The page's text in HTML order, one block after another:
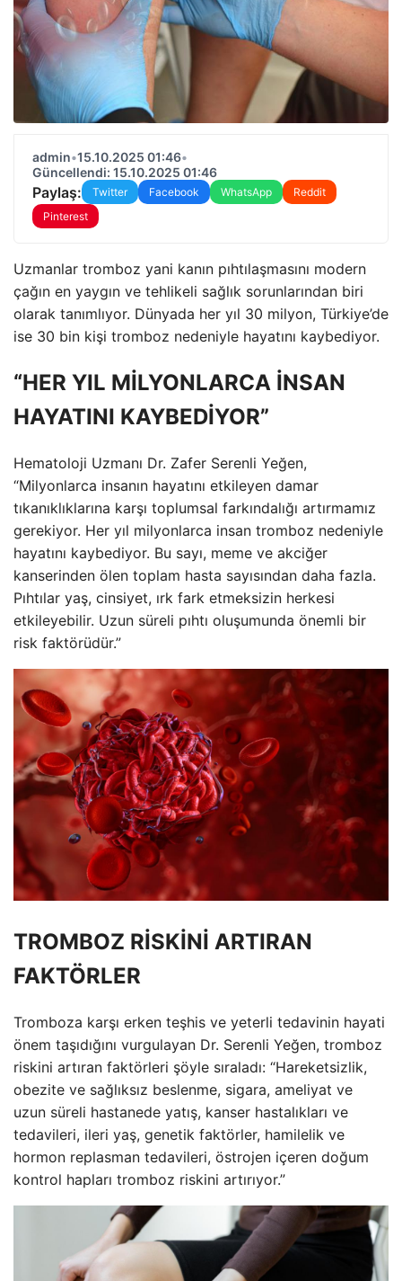
admin•15.10.2025 01:46•
Güncellendi: 15.10.2025 01:46
Paylaş: Twitter Facebook WhatsApp
Reddit
Pinterest
Uzmanlar tromboz yani kanın pıhtılaşmasını modern
çağın en yaygın ve tehlikeli sağlık sorunlarından biri
olarak tanımlıyor. Dünyada her yıl 30 milyon, Türkiye’de
ise 30 bin kişi tromboz nedeniyle hayatını kaybediyor.
“HER YIL MİLYONLARCA İNSAN
HAYATINI KAYBEDİYOR”
Hematoloji Uzmanı Dr. Zafer Serenli Yeğen,
“Milyonlarca insanın hayatını etkileyen damar
tıkanıklıklarına karşı toplumsal farkındalığı artırmamız
gerekiyor. Her yıl milyonlarca insan tromboz nedeniyle
hayatını kaybediyor. Bu sayı, meme ve akciğer
kanserinden ölen toplam hasta sayısından daha fazla.
Pıhtılar yaş, cinsiyet, ırk fark etmeksizin herkesi
etkileyebilir. Uzun süreli pıhtı oluşumunda önemli bir
risk faktörüdür.”
TROMBOZ RİSKİNİ ARTIRAN
FAKTÖRLER
Tromboza karşı erken teşhis ve yeterli tedavinin hayati
önem taşıdığını vurgulayan Dr. Serenli Yeğen, tromboz
riskini artıran faktörleri şöyle sıraladı: “Hareketsizlik,
obezite ve sağlıksız beslenme, sigara, ameliyat ve
uzun süreli hastanede yatış, kanser hastalıkları ve
tedavileri, ileri yaş, genetik faktörler, hamilelik ve
hormon replasman tedavileri, östrojen içeren doğum
kontrol hapları tromboz riskini artırıyor.”